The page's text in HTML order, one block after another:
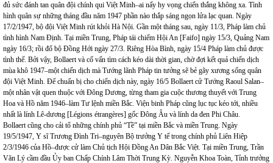
đủ sức đánh tan quân đội chính qui Việt Minh–ai nấy hy vọng chiến thắng không xa. Tình
hình quân sự những tháng đầu năm 1947 phần nào thắp sáng ngọn lửa lạc quan. Ngày
17/2/1947, bộ đội Việt Minh rút khỏi Hà Nội. Gần một tháng sau, ngày 11/3, Pháp làm chủ
tình hình Nam Định. Tại miền Trung, Pháp tái chiếm Hội An [Faifo] ngày 15/3, Quảng Nam
ngày 16/3; rồi đổ bộ Đồng Hới ngày 27/3. Riêng Hòa Bình, ngày 15/4 Pháp làm chủ được
tình thế. Bởi vậy, Bollaert và cố vấn tìm cách kéo dài thời gian, chờ đợi kết quả chiến dịch
mùa khô 1947–một chiến dịch mà Tướng lãnh Pháp tin tưởng sẽ bẻ gãy xương sống quân
đội Việt Minh. Để chuẩn bị cho chiến dịch này, ngày 16/5 Bollaert cử Tướng Raoul Salan–
một nhân vật quen thuộc với Đông Dương, từng tham gia cuộc thương thuyết với Trung
Hoa và Hồ năm 1946–làm Tư lệnh miền Bắc. Viện binh Pháp cũng lục tục kéo tới, nhiều
nhất là lính Lê-dương [Légions étrangères] gốc Đông Âu và lính da đen Phi Châu.
Bollaert cũng cho cải tổ những chính phủ “Tề” tại miền Bắc và miền Trung. Ngày
19/5/1947, Y sĩ Trương Đình Tri–nguyên Bộ trưởng Y tế trong chính phủ Liên Hiệp
2/3/1946 của Hồ–được cử làm Chủ tịch Hội Đồng An Dân Bắc Việt. Tại miền Trung, Trần
Văn Lý cầm đầu Ủy ban Chấp Chính Lâm Thời Trung Kỳ. Nguyễn Khoa Toàn, Tỉnh trưởng